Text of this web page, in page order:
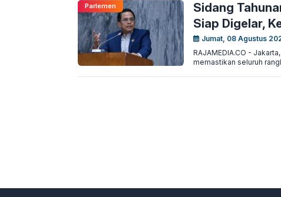
Parlemen
Sidang
Siap Digelar,
Jumat, 08 Agustus
RAJAMEDIA.CO -
memastikan seluruh